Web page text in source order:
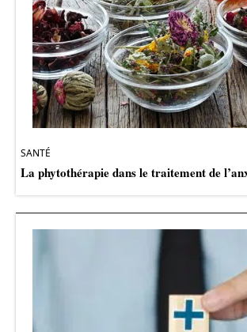
SANTÉ
La phytothérapie dans le traitement de